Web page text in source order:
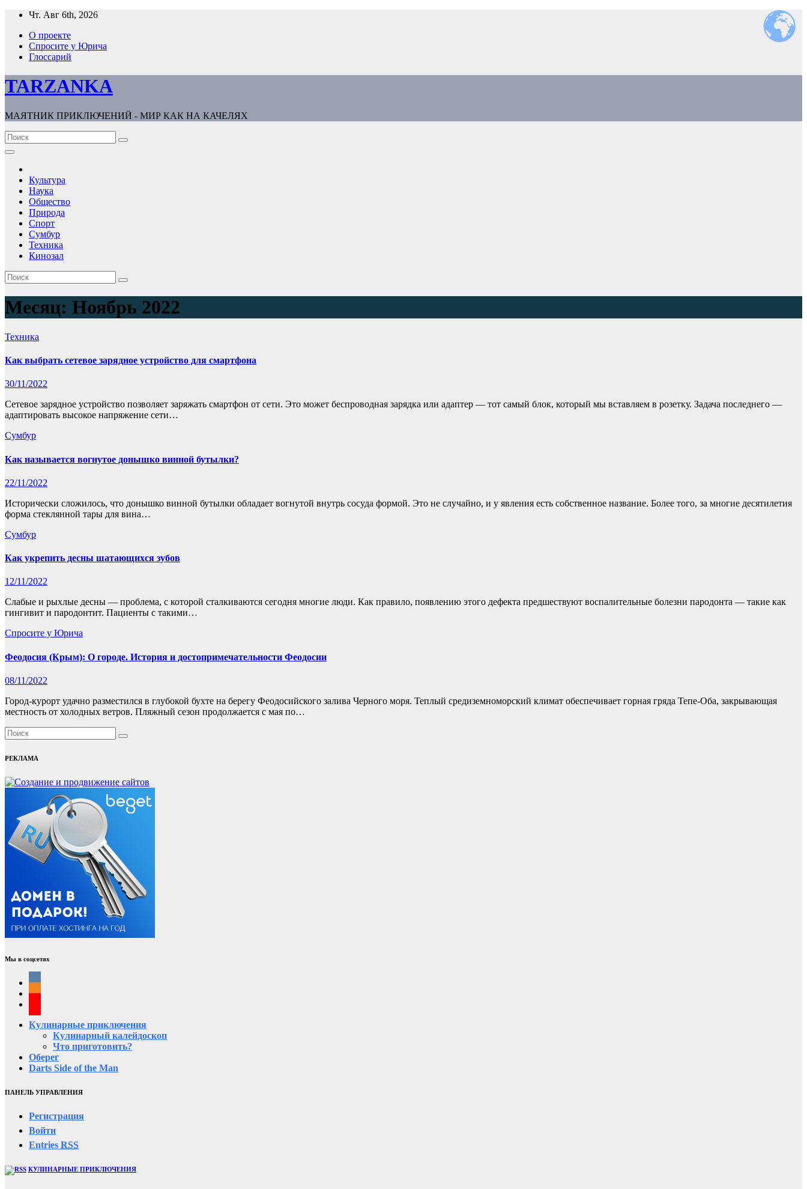
Перейти
содержимому
Чт. Авг 6th, 2026
О проекте
Спросите у Юрича
Глоссарий
TARZANKA
МАЯТНИК ПРИКЛЮЧЕНИЙ - МИР КАК НА КАЧЕЛЯХ
Культура
Наука
Общество
Природа
Спорт
Сумбур
Техника
Кинозал
Месяц: Ноябрь 2022
Техника
Как выбрать сетевое зарядное устройство для смартфона
30/11/2022
Сетевое зарядное устройство позволяет заряжать смартфон от сети. Это может беспроводная зарядка или адаптер — тот самый блок, который мы вставляем в розетку. Задача последнего —
адаптировать высокое напряжение сети…
Сумбур
Как называется вогнутое донышко винной бутылки?
22/11/2022
Исторически сложилось, что донышко винной бутылки обладает вогнутой внутрь сосуда формой. Это не случайно, и у явления есть собственное название. Более того, за многие десятилетия
форма стеклянной тары для вина…
Сумбур
Как укрепить десны шатающихся зубов
12/11/2022
Слабые и рыхлые десны — проблема, с которой сталкиваются сегодня многие люди. Как правило, появлению этого дефекта предшествуют воспалительные болезни пародонта — такие как
гингивит и пародонтит. Пациенты с такими…
Спросите у Юрича
Феодосия (Крым): О городе. История и достопримечательности Феодосии
08/11/2022
Город-курорт удачно разместился в глубокой бухте на берегу Феодосийского залива Черного моря. Теплый средиземноморский климат обеспечивает горная гряда Тепе-Оба, закрывающая
местность от холодных ветров. Пляжный сезон продолжается с мая по…
РЕКЛАМА
Мы в соцсетях
Кулинарные приключения
Кулинарный калейдоскоп
Что приготовить?
Оберег
Darts Side of the Man
ПАНЕЛЬ УПРАВЛЕНИЯ
Регистрация
Войти
Entries RSS
КУЛИНАРНЫЕ ПРИКЛЮЧЕНИЯ